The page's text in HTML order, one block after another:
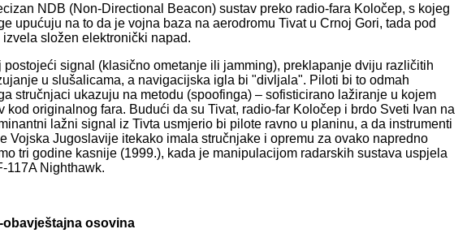
NDB (Non-Directional Beacon) sustav preko radio-fara Koločep, s kojeg
upućuju na to da je vojna baza na aerodromu Tivat u Crnoj Gori, tada pod
složen elektronički napad.
postojeći signal (klasično ometanje ili jamming), preklapanje dviju različitih
u slušalicama, a navigacijska igla bi "divljala". Piloti bi to odmah
stručnjaci ukazuju na metodu (spoofinga) – sofisticirano lažiranje u kojem
originalnog fara. Budući da su Tivat, radio-far Koločep i brdo Sveti Ivan na
lažni signal iz Tivta usmjerio bi pilote ravno u planinu, a da instrumenti
Vojska Jugoslavije itekako imala stručnjake i opremu za ovako napredno
tri godine kasnije (1999.), kada je manipulacijom radarskih sustava uspjela
117A Nighthawk.
obavještajna osovina